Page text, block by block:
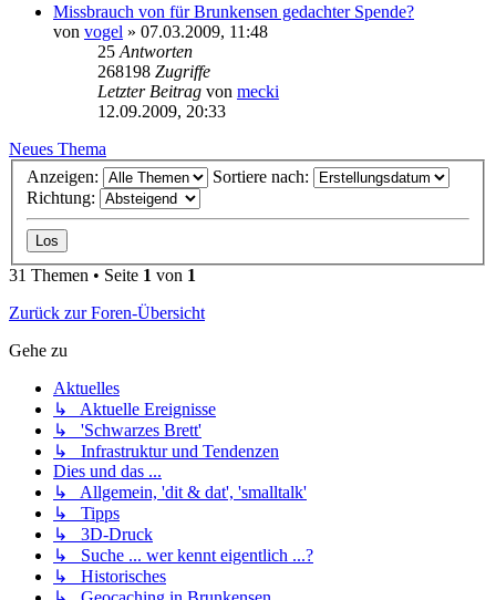
Missbrauch von für Brunkensen gedachter Spende?
von vogel » 07.03.2009, 11:48
25 Antworten
268198 Zugriffe
Letzter Beitrag von mecki
12.09.2009, 20:33
Neues Thema
Anzeigen:
Sortiere nach:
Richtung:
31 Themen • Seite 1 von 1
Zurück zur Foren-Übersicht
Gehe zu
Aktuelles
↳ Aktuelle Ereignisse
↳ 'Schwarzes Brett'
↳ Infrastruktur und Tendenzen
Dies und das ...
↳ Allgemein, 'dit & dat', 'smalltalk'
↳ Tipps
↳ 3D-Druck
↳ Suche ... wer kennt eigentlich ...?
↳ Historisches